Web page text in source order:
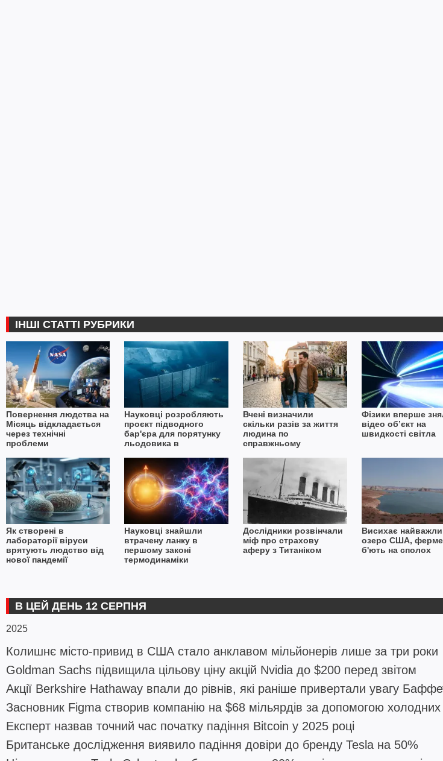
ІНШІ СТАТТІ РУБРИКИ
Повернення людства на
Місяць відкладається
через технічні
проблеми
Науковці розробляють
проєкт підводного
бар'єра для порятунку
льодовика в
Вчені визначили
скільки разів за життя
людина по
справжньому
Фізики вперше
відео об’єкт на
швидкості світла
Як створені в
лабораторії віруси
врятують людство від
нової пандемії
Науковці знайшли
втрачену ланку в
першому законі
термодинаміки
Дослідники розвінчали
міф про страхову
аферу з Титаніком
Висихає
озеро США,
б'ють на сполох
В ЦЕЙ ДЕНЬ 12 СЕРПНЯ
2025
Колишнє місто-привид в США стало анклавом мільйонерів лише за три роки
Goldman Sachs підвищила цільову ціну акцій Nvidia до $200 перед звітом
Акції Berkshire Hathaway впали до рівнів, які раніше привертали увагу
Засновник Figma створив компанію на $68 мільярдів за допомогою холодних
Експерт назвав точний час початку падіння Bitcoin у 2025 році
Британське дослідження виявило падіння довіри до бренду Tesla на 50%